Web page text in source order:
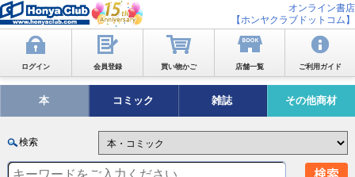
オンライン書店
【ホンヤクラブドットコム】
ログイン 会員登録 買い物かご 店舗一覧 ご利用ガイド
本 コミック 雑誌 その他商材
検索